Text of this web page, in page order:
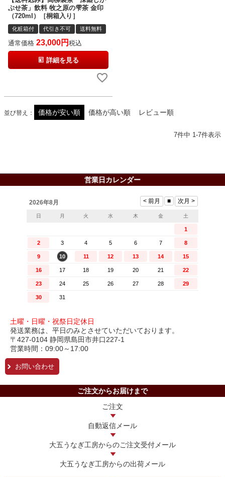
ぶせ茶」飲料 牧之原の雫茶 金印
（720ml）［桐箱入り］
化粧箱付 代引き不可 送料無料
通常価格 23,000 税込
詳細を見る
並び替え 価格が安い順 価格が高い順 レビュー順
7件中 1-7件表示
営業日カレンダー
土曜・日曜・祝祭日定休日
発送業務は、平日のみとさせていただいております。
〒427-0104 静岡県島田市井口227-1
営業時間：09:00～17:00
お問い合わせ
ご注文からお届けまで
ご注文
自動返信メール
大五うなぎ工房からのご注文受付メール
大五うなぎ工房からの出荷メール